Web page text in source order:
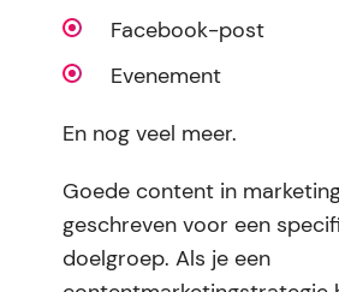
Facebook-post
Evenement
En nog veel meer.
Goede content in
geschreven voor een
doelgroep. Als je een